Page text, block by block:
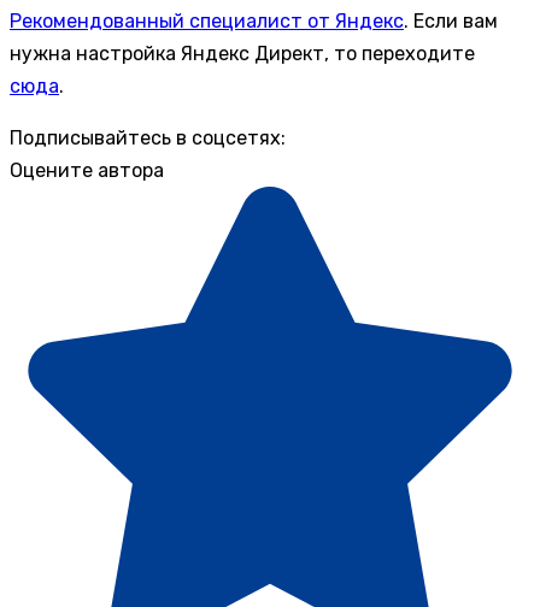
Рекомендованный специалист от Яндекс. Если вам
нужна настройка Яндекс Директ, то переходите
сюда.
Подписывайтесь в соцсетях:
Оцените автора